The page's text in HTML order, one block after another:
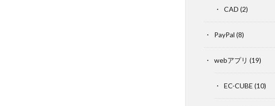
CAD (2)
PayPal (8)
webアプリ (19)
EC-CUBE (10)